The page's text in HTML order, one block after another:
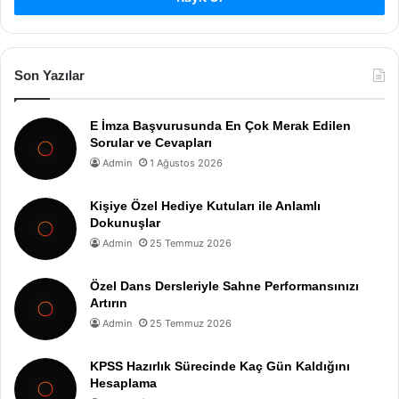
Son Yazılar
E İmza Başvurusunda En Çok Merak Edilen
Sorular ve Cevapları
Admin 1 Ağustos 2026
Kişiye Özel Hediye Kutuları ile Anlamlı
Dokunuşlar
Admin 25 Temmuz 2026
Özel Dans Dersleriyle Sahne Performansınızı
Artırın
Admin 25 Temmuz 2026
KPSS Hazırlık Sürecinde Kaç Gün Kaldığını
Hesaplama